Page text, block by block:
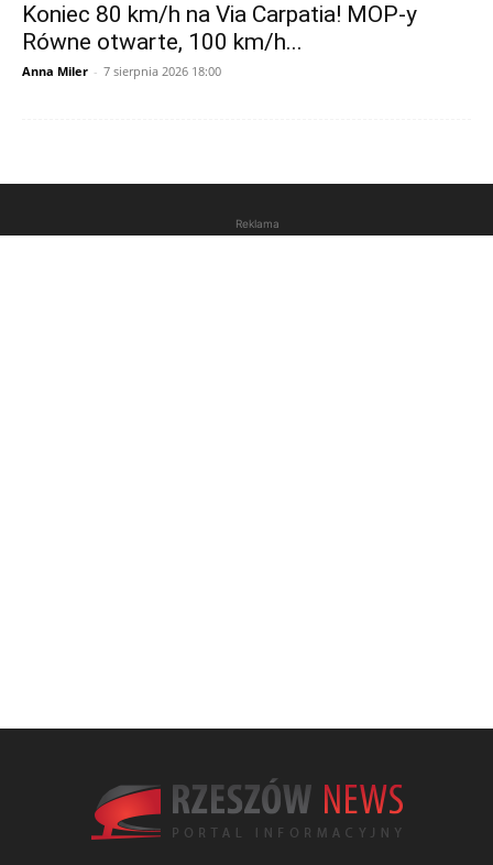
Koniec 80 km/h na Via Carpatia! MOP-y
Równe otwarte, 100 km/h...
Anna Miler - 7 sierpnia 2026 18:00
Reklama